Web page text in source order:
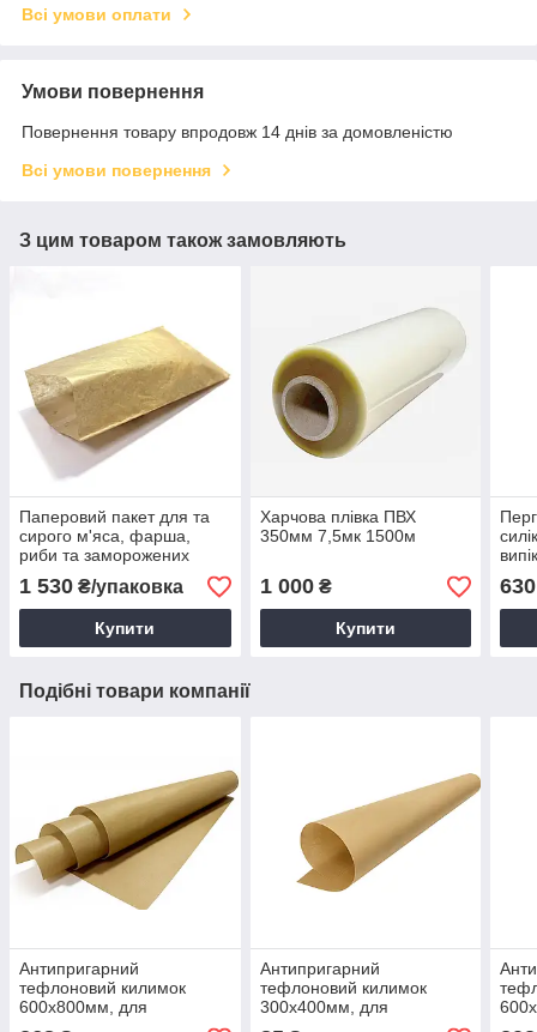
Всі умови оплати
Умови повернення
Повернення товару впродовж 14 днів за домовленістю
Всі умови повернення
З цим товаром також замовляють
Паперовий пакет для та
сирого м'яса, фарша,
риби та заморожених
продуктів 390*220*0 мм
(500шт.)
1 530 ₴/упаковка
Купити
Харчова плівка ПВХ
350мм 7,5мк 1500м
1 000₴
Купити
630
Подібні товари компанії
Антипригарний
тефлоновий килимок
600х800мм, для
смаження та запікання на
Антипригарний
тефлоновий килимок
300х400мм, для
смаження та запікання на